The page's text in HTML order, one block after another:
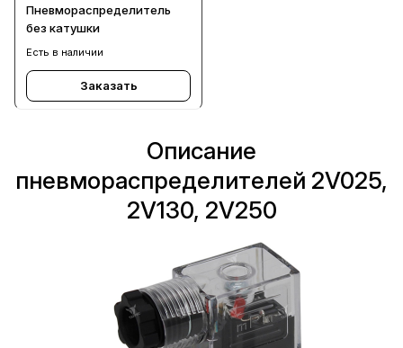
Пневмораспределитель
без катушки
Есть в наличии
Заказать
Описание
пневмораспределителей 2V025,
2V130, 2V250